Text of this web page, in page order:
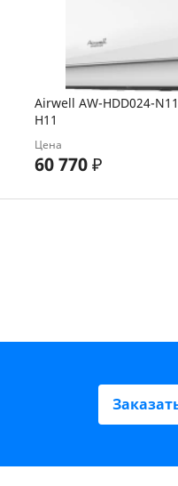
Airwell AW-HDD024-
H11
Цена
60 770₽